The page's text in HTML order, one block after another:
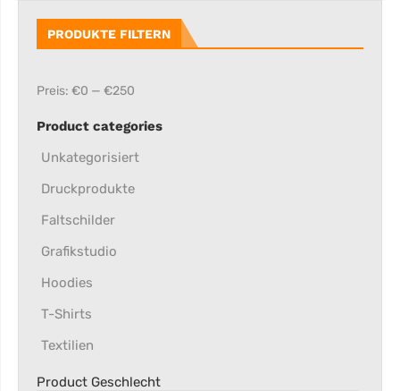
PRODUKTE FILTERN
Preis: €0 — €250
Product categories
Unkategorisiert
Druckprodukte
Faltschilder
Grafikstudio
Hoodies
T-Shirts
Textilien
Product Geschlecht